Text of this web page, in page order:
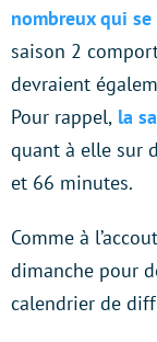
nombreux qui
saison 2
devraient
Pour rappel, la
quant à elle sur
et 66 minutes.
Comme à
dimanche pour
calendrier de